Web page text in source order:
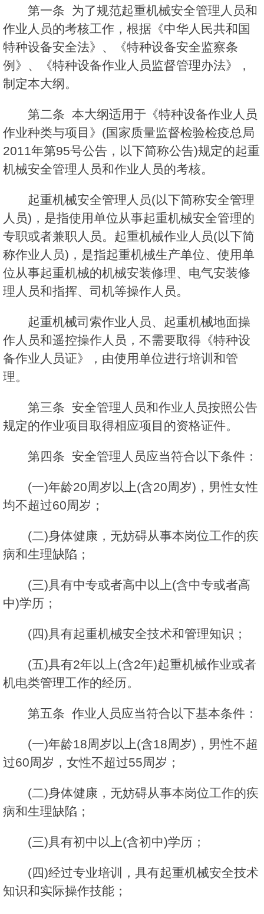
第一条 为了规范起重机械安全管理人员和
作业人员的考核工作，根据《中华人民共和国
特种设备安全法》、《特种设备安全监察条
例》、《特种设备作业人员监督管理办法》，
制定本大纲。
第二条 本大纲适用于《特种设备作业人员
作业种类与项目》(国家质量监督检验检疫总局
2011年第95号公告，以下简称公告)规定的起重
机械安全管理人员和作业人员的考核。
起重机械安全管理人员(以下简称安全管理
人员)，是指使用单位从事起重机械安全管理的
专职或者兼职人员。起重机械作业人员(以下简
称作业人员)，是指起重机械生产单位、使用单
位从事起重机械的机械安装修理、电气安装修
理人员和指挥、司机等操作人员。
起重机械司索作业人员、起重机械地面操
作人员和遥控操作人员，不需要取得《特种设
备作业人员证》，由使用单位进行培训和管
理。
第三条 安全管理人员和作业人员按照公告
规定的作业项目取得相应项目的资格证件。
第四条 安全管理人员应当符合以下条件：
(一)年龄20周岁以上(含20周岁)，男性女性
均不超过60周岁；
(二)身体健康，无妨碍从事本岗位工作的疾
病和生理缺陷；
(三)具有中专或者高中以上(含中专或者高
中)学历；
(四)具有起重机械安全技术和管理知识；
(五)具有2年以上(含2年)起重机械作业或者
机电类管理工作的经历。
第五条 作业人员应当符合以下基本条件：
(一)年龄18周岁以上(含18周岁)，男性不超
过60周岁，女性不超过55周岁；
(二)身体健康，无妨碍从事本岗位工作的疾
病和生理缺陷；
(三)具有初中以上(含初中)学历；
(四)经过专业培训，具有起重机械安全技术
知识和实际操作技能；